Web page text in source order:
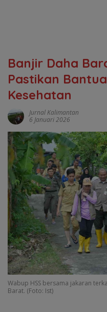
Banjir Daha
Pastikan
Kesehatan
Jurnal Kalimantan
6 Januari 2026
Wabup HSS bersama jakaran
Barat. (Foto: Ist)